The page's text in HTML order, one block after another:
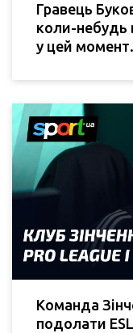
Гравець
коли-небудь
у цей
Команда
подолати